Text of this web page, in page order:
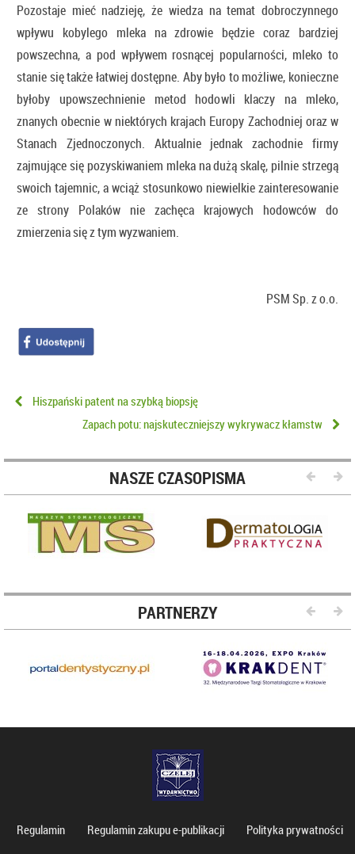
Pozostaje mieć nadzieję, że wiedza na temat dobroczynnego
wpływu kobylego mleka na zdrowie będzie coraz bardziej
powszechna, a pod wpływem rosnącej popularności, mleko to
stanie się także łatwiej dostępne. Aby było to możliwe, konieczne
byłoby upowszechnienie metod hodowli klaczy na mleko,
znanych obecnie w niektórych krajach Europy Zachodniej oraz w
Stanach Zjednoczonych. Aktualnie jednak zachodnie firmy
zajmujące się pozyskiwaniem mleka na dużą skalę, pilnie strzegą
swoich tajemnic, a wciąż stosunkowo niewielkie zainteresowanie
ze strony Polaków nie zachęca krajowych hodowców do
zmierzenia się z tym wyzwaniem.
PSM Sp. z o.o.
Hiszpański patent na szybką biopsję
Zapach potu: najskuteczniejszy wykrywacz kłamstw
NASZE CZASOPISMA
PARTNERZY
Regulamin Regulamin zakupu e-publikacji Polityka prywatności